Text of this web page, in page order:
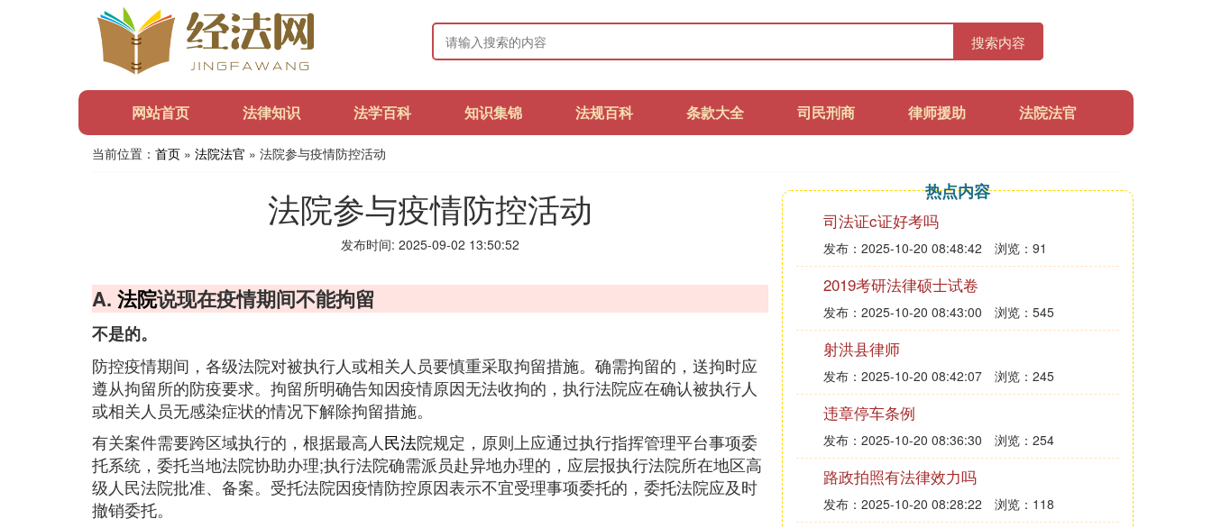
搜索内容
网站首页 法律知识 法学百科 知识集锦 法规百科 条款大全 司民刑商 律师援助 法院法官
当前位置： 首页 » 法院法官 » 法院参与疫情防控活动
法院参与疫情防控活动
发布时间: 2025-09-02 13:50:52
A. 法院说现在疫情期间不能拘留
不是的。
防控疫情期间，各级法院对被执行人或相关人员要慎重采取拘留措施。确需拘留的，送拘时应
遵从拘留所的防疫要求。拘留所明确告知因疫情原因无法收拘的，执行法院应在确认被执行人
或相关人员无感染症状的情况下解除拘留措施。
有关案件需要跨区域执行的，根据最高人民法院规定，原则上应通过执行指挥管理平台事项委
托系统，委托当地法院协助办理;执行法院确需派员赴异地办理的，应层报执行法院所在地区高
级人民法院批准、备案。受托法院因疫情防控原因表示不宜受理事项委托的，委托法院应及时
撤销委托。
热点内容
司法证c证好考吗
发布：2025-10-20 08:48:42 浏览：91
2019考研法律硕士试卷
发布：2025-10-20 08:43:00 浏览：545
射洪县律师
发布：2025-10-20 08:42:07 浏览：245
违章停车条例
发布：2025-10-20 08:36:30 浏览：254
路政拍照有法律效力吗
发布：2025-10-20 08:28:22 浏览：118